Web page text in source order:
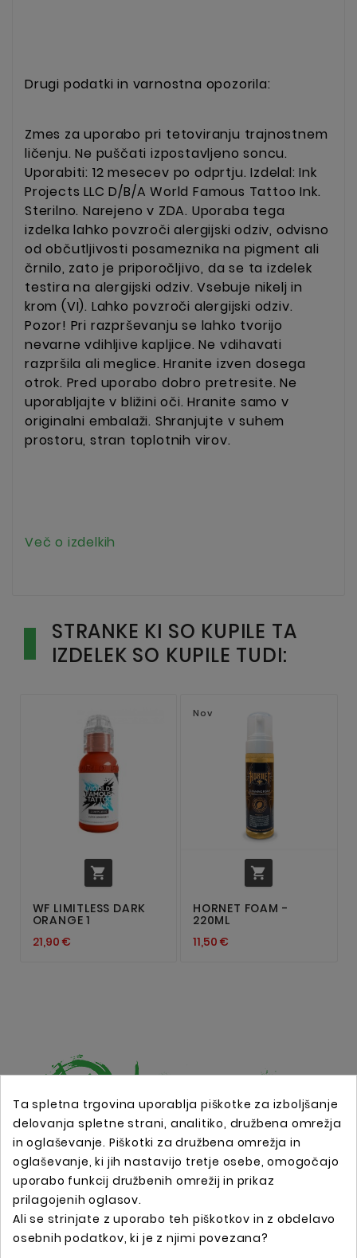
Drugi podatki in varnostna opozorila:
Zmes za uporabo pri tetoviranju trajnostnem
ličenju. Ne puščati izpostavljeno soncu.
Uporabiti: 12 mesecev po odprtju. Izdelal: Ink
Projects LLC D/B/A World Famous Tattoo Ink.
Sterilno. Narejeno v ZDA. Uporaba tega
izdelka lahko povzroči alergijski odziv, odvisno
od občutljivosti posameznika na pigment ali
črnilo, zato je priporočljivo, da se ta izdelek
testira na alergijski odziv. Vsebuje nikelj in
krom (VI). Lahko povzroči alergijski odziv.
Pozor! Pri razprševanju se lahko tvorijo
nevarne vdihljive kapljice. Ne vdihavati
razpršila ali meglice. Hranite izven dosega
otrok. Pred uporabo dobro pretresite. Ne
uporabljajte v bližini oči. Hranite samo v
originalni embalaži. Shranjujte v suhem
prostoru, stran toplotnih virov.
Več o izdelkih
STRANKE KI SO KUPILE TA
IZDELEK SO KUPILE TUDI:

WF LIMITLESS DARK
ORANGE 1
21,90 €
Nov

HORNET FOAM -
220ML
11,50 €
Spletna trgovina s profesionalno tattoo opremo !
Podatki O Trgovini 
Ta spletna trgovina uporablja piškotke za izboljšanje
delovanja spletne strani, analitiko, družbena omrežja
in oglaševanje. Piškotki za družbena omrežja in
oglaševanje, ki jih nastavijo tretje osebe, omogočajo
uporabo funkcij družbenih omrežij in prikaz
prilagojenih oglasov.
Ali se strinjate z uporabo teh piškotkov in z obdelavo
osebnih podatkov, ki je z njimi povezana?